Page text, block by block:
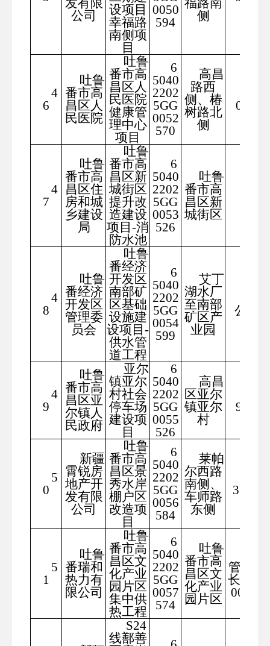
发有限
公司
设项目
幸福路
南侧项
目
0050
594
福路南
侧
4
6
吐鲁
番市高
昌区人
民医院
吐鲁
番市高
昌区人
民医院
健康管
理中心
项目
6
5040
2202
5GG
0052
570
高昌
路西
侧、椿
树路北
侧
0.00
4
7
吐鲁
番市高
昌区住
房和城
乡建设
局
吐鲁
番市高
昌区新
城街区
提升改
造建设
项目-消
防水池
6
5040
2202
5GG
0053
526
吐鲁
番市高
昌区新
城街区
4
8
吐鲁
番经济
开发区
管理委
员会
吐鲁
番经济
开发区
南部矿
区基础
设施建
设项目-
供水管
道工程
6
5040
2202
5GG
0054
599
艾丁
湖水厂
至南部
矿区产
业园
公里
4
9
吐鲁
番市高
昌区亚
尔镇人
民政府
亚尔
镇亚尔
村社会
停车场
建设项
目
6
5040
2202
5GG
0055
526
高昌
区亚尔
镇亚尔
村
9.71
5
0
新疆
霄锐房
地产开
发有限
公司
吐鲁
番市高
昌区景
秀水岸
棚户区
改造项
目
6
5040
2202
5GG
0056
584
莱帕
尔西路
南侧、
车师路
东侧
31.93
5
1
吐鲁
番瑞和
热力有
限公司
吐鲁
番市高
昌区文
化产业
园片区
集中供
热工程
6
5040
2202
5GG
0057
574
吐鲁
番市高
昌区文
化产业
园片区
管线总
长度21
000米
S24
线鄯善